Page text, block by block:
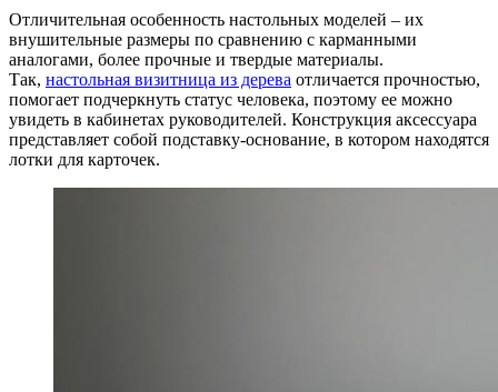
Отличительная особенность настольных моделей – их
внушительные размеры по сравнению с карманными
аналогами, более прочные и твердые материалы.
Так, настольная визитница из дерева отличается прочностью,
помогает подчеркнуть статус человека, поэтому ее можно
увидеть в кабинетах руководителей. Конструкция аксессуара
представляет собой подставку-основание, в котором находятся
лотки для карточек.